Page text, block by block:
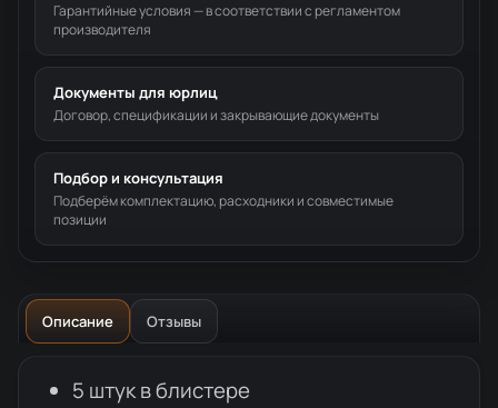
Гарантийные условия — в соответствии с регламентом
производителя
Документы для юрлиц
Договор, спецификации и закрывающие документы
Подбор и консультация
Подберём комплектацию, расходники и совместимые
позиции
Описание Отзывы
Описание товара
5 штук в блистере